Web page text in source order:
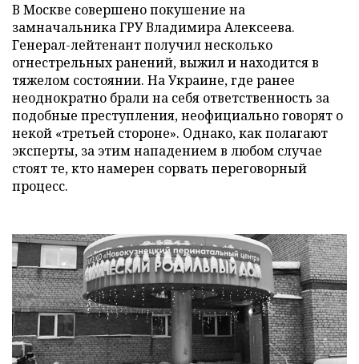
В Москве совершено покушение на
замначальника ГРУ Владимира Алексеева.
Генерал-лейтенант получил несколько
огнестрельных ранений, выжил и находится в
тяжелом состоянии. На Украине, где ранее
неоднократно брали на себя ответственность за
подобные преступления, неофициально говорят о
некой «третьей стороне». Однако, как полагают
эксперты, за этим нападением в любом случае
стоят те, кто намерен сорвать переговорный
процесс.